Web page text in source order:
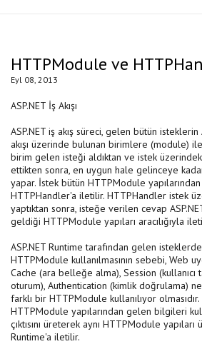
HTTPModule ve
Eyl 08, 2013
ASP.NET İş Akışı
ASP.NET iş akış süreci, gelen bütün isteklerin
akışı üzerinde bulunan birimlere (module)
birim gelen isteği aldıktan ve istek
ettikten sonra, en uygun hale gelinceye
yapar. İstek bütün HTTPModule
HTTPHandler'a iletilir. HTTPHandler istek
yaptıktan sonra, isteğe verilen cevap
geldiği HTTPModule yapıları aracılığıyla
ASP.NET Runtime tarafından gelen
HTTPModule kullanılmasının sebebi, Web
Cache (ara belleğe alma), Session (kullanıcı
oturum), Authentication (kimlik doğrulama)
farklı bir HTTPModule kullanılıyor
HTTPModule yapılarından gelen bilgileri
çıktısını üreterek aynı HTTPModule yapıları
Runtime'a iletilir.